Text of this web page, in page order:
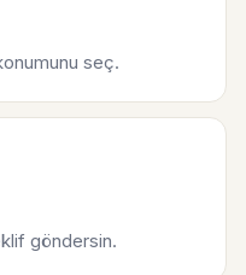
seç.
göndersin.